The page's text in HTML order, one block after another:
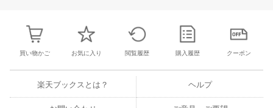
買い物かご お気に入り 閲覧履歴 購入履歴 クーポン
楽天ブックスとは？ ヘルプ